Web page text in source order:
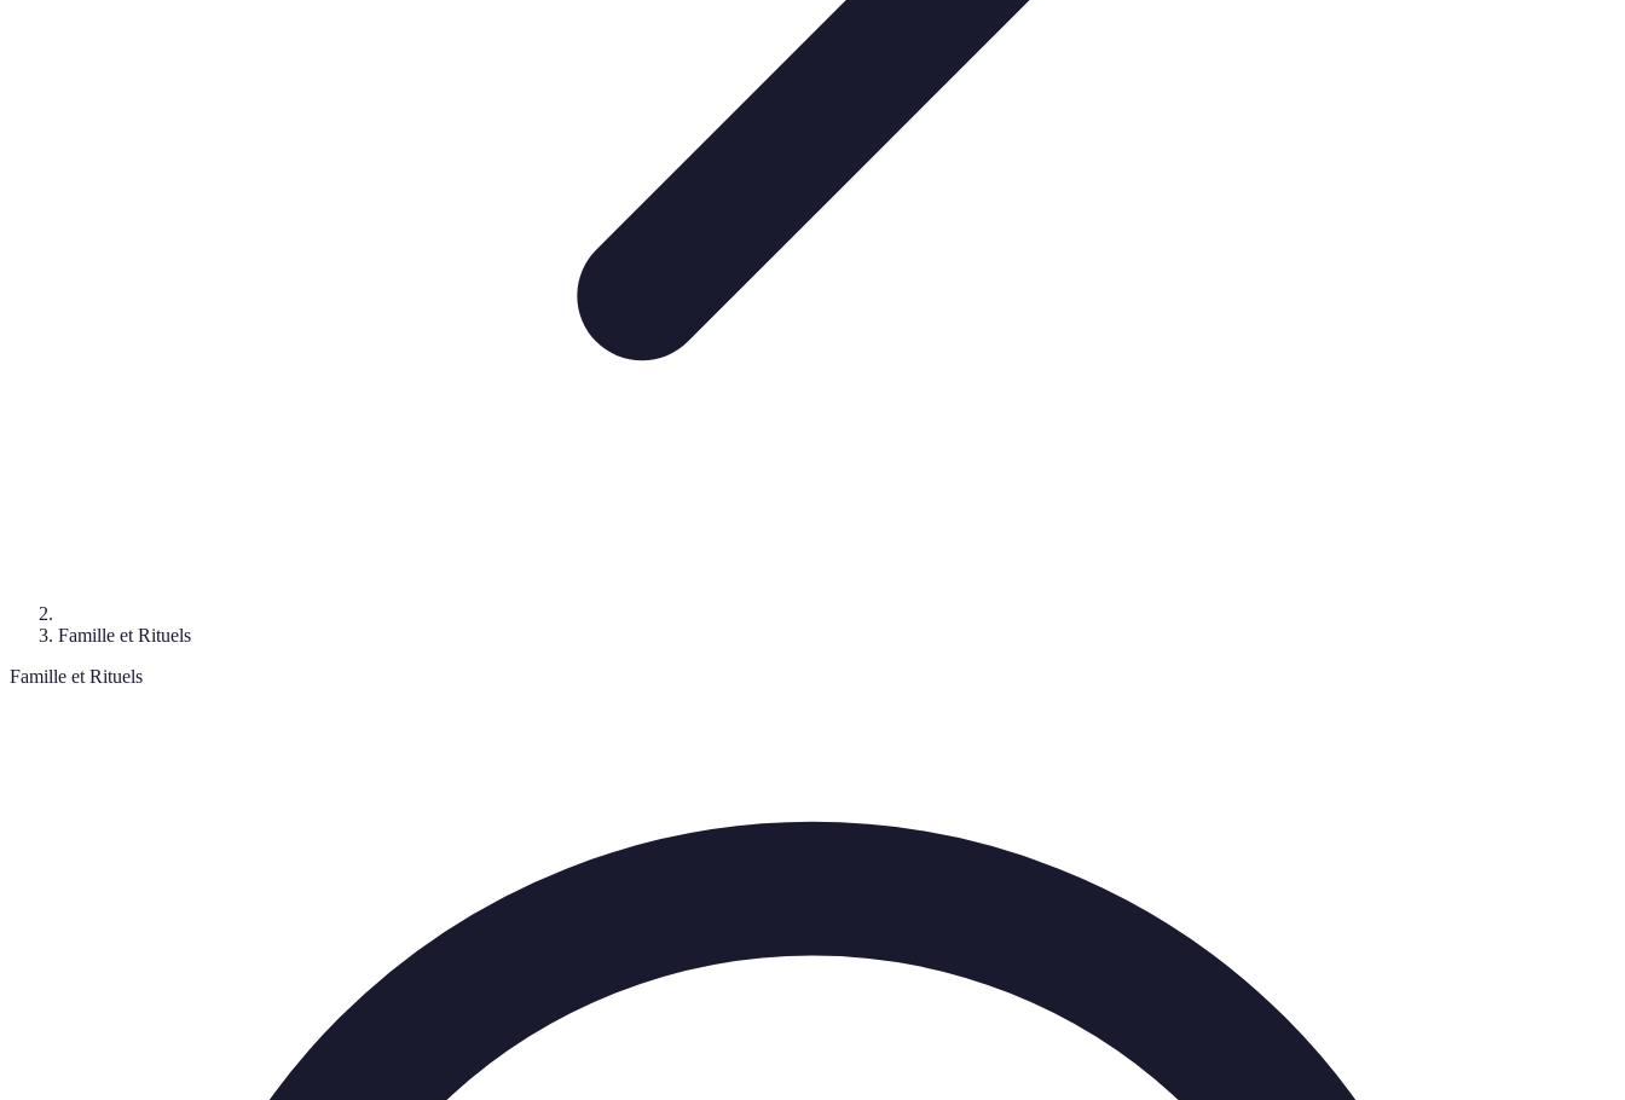
Famille et Rituels
Famille et Rituels